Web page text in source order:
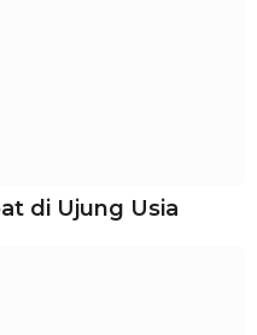
di Ujung Usia